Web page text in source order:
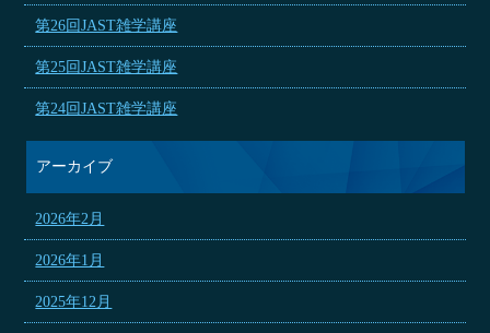
第26回JAST雑学講座
第25回JAST雑学講座
第24回JAST雑学講座
アーカイブ
2026年2月
2026年1月
2025年12月